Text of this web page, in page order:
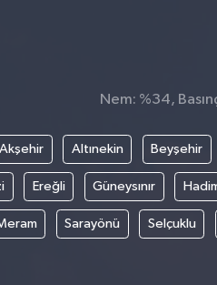
Nem: %34,
Akşehir Altınekin Beyşehir
Ereğli Güneysınır
Sarayönü Selçuklu